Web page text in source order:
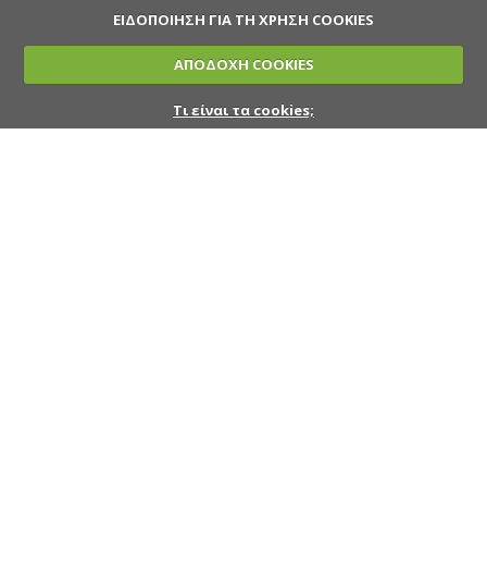
ΕΙΔΟΠΟΙΗΣΗ ΓΙΑ ΤΗ ΧΡΗΣΗ COOKIES
ΑΠΟΔΟΧΗ COOKIES
Τι είναι τα cookies;